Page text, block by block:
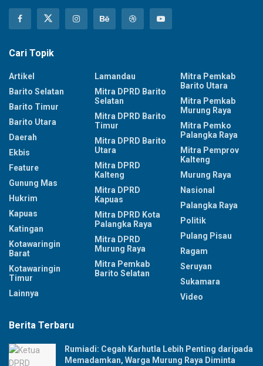
Cari Topik
Artikel
Barito Selatan
Barito Timur
Barito Utara
Daerah
Ekbis
Feature
Gunung Mas
Hukrim
Kapuas
Katingan
Kotawaringin
Barat
Kotawaringin
Timur
Lainnya
Lamandau
Mitra DPRD Barito
Selatan
Mitra DPRD Barito
Timur
Mitra DPRD Barito
Utara
Mitra DPRD
Kalteng
Mitra DPRD
Kapuas
Mitra DPRD Kota
Palangka Raya
Mitra DPRD
Murung Raya
Mitra Pemkab
Barito Selatan
Mitra Pemkab
Barito Utara
Mitra Pemkab
Murung Raya
Mitra Pemko
Palangka Raya
Mitra Pemprov
Kalteng
Murung Raya
Nasional
Palangka Raya
Politik
Pulang Pisau
Ragam
Seruyan
Sukamara
Video
Berita Terbaru
Rumiadi: Cegah Karhutla Lebih Penting daripada
Memadamkan, Warga Murung Raya Diminta